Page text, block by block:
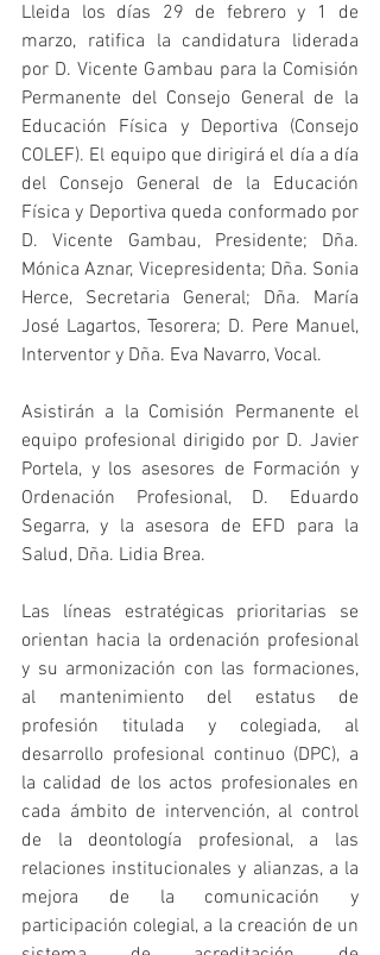
Lleida los días 29 de febrero y 1 de
marzo, ratifica la candidatura liderada
por D. Vicente Gambau para la Comisión
Permanente del Consejo General de la
Educación Física y Deportiva (Consejo
COLEF). El equipo que dirigirá el día a día
del Consejo General de la Educación
Física y Deportiva queda conformado por
D. Vicente Gambau, Presidente; Dña.
Mónica Aznar, Vicepresidenta; Dña. Sonia
Herce, Secretaria General; Dña. María
José Lagartos, Tesorera; D. Pere Manuel,
Interventor y Dña. Eva Navarro, Vocal.
Asistirán a la Comisión Permanente el
equipo profesional dirigido por D. Javier
Portela, y los asesores de Formación y
Ordenación Profesional, D. Eduardo
Segarra, y la asesora de EFD para la
Salud, Dña. Lidia Brea.
Las líneas estratégicas prioritarias se
orientan hacia la ordenación profesional
y su armonización con las formaciones,
al mantenimiento del estatus de
profesión titulada y colegiada, al
desarrollo profesional continuo (DPC), a
la calidad de los actos profesionales en
cada ámbito de intervención, al control
de la deontología profesional, a las
relaciones institucionales y alianzas, a la
mejora de la comunicación y
participación colegial, a la creación de un